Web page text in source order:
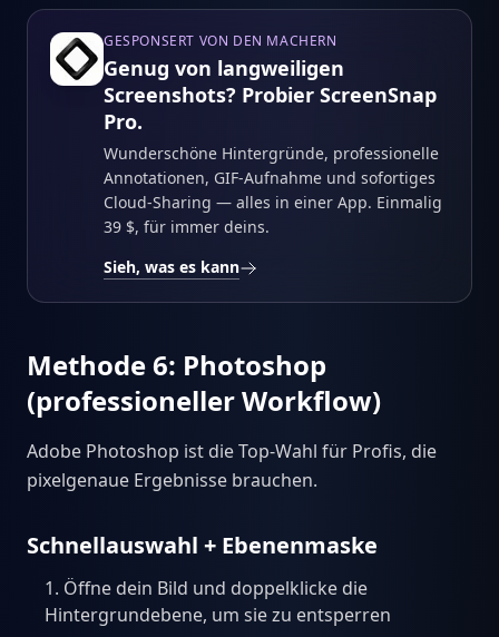
GESPONSERT VON DEN MACHERN
Genug von langweiligen
Screenshots? Probier ScreenSnap
Pro.
Wunderschöne Hintergründe, professionelle
Annotationen, GIF-Aufnahme und sofortiges
Cloud-Sharing — alles in einer App. Einmalig
39 $, für immer deins.
Sieh, was es kann
Methode 6: Photoshop
(professioneller Workflow)
Adobe Photoshop ist die Top-Wahl für Profis, die
pixelgenaue Ergebnisse brauchen.
Schnellauswahl + Ebenenmaske
Öffne dein Bild und doppelklicke die
Hintergrundebene, um sie zu entsperren